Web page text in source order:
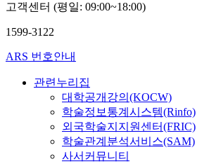
고객센터 (평일: 09:00~18:00)
1599-3122
ARS 번호안내
관련누리집
대학공개강의(KOCW)
학술정보통계시스템(Rinfo)
외국학술지지원센터(FRIC)
학술관계분석서비스(SAM)
사서커뮤니티